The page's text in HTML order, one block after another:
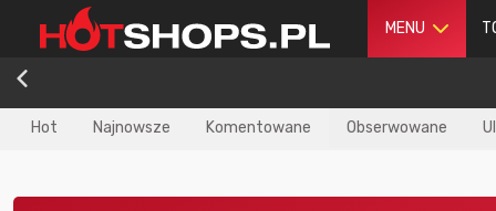
MENU
Hot Najnowsze Komentowane Obserwowane